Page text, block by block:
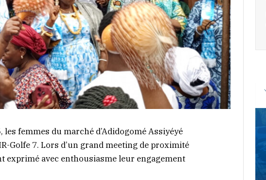
femmes du marché d’Adidogomé Assiyéyé
Golfe 7. Lors d’un grand meeting de proximité
exprimé avec enthousiasme leur engagement